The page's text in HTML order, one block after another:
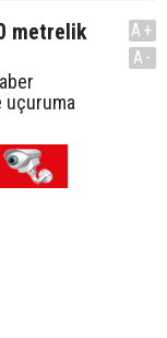
metrelik
uçuruma
A+
A-